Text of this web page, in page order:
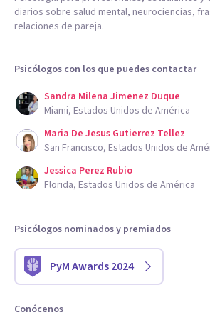
diarios sobre salud mental, neurociencias,
relaciones de pareja.
Psicólogos con los que puedes contactar
Sandra Milena Jimenez Duque
Miami, Estados Unidos de América
Maria De Jesus Gutierrez Tellez
San Francisco, Estados Unidos de
Jessica Perez Rubio
Florida, Estados Unidos de América
Psicólogos nominados y premiados
PyM Awards 2024
Conócenos